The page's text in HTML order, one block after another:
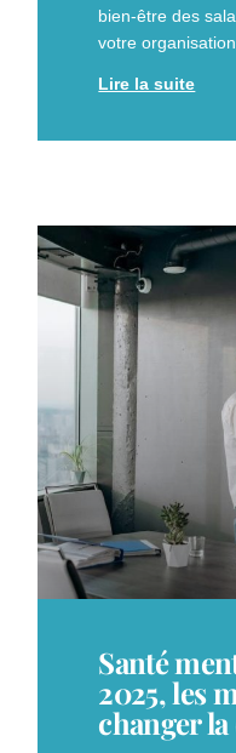
bien-être des
votre
Lire la suite
Santé
2025, les
changer